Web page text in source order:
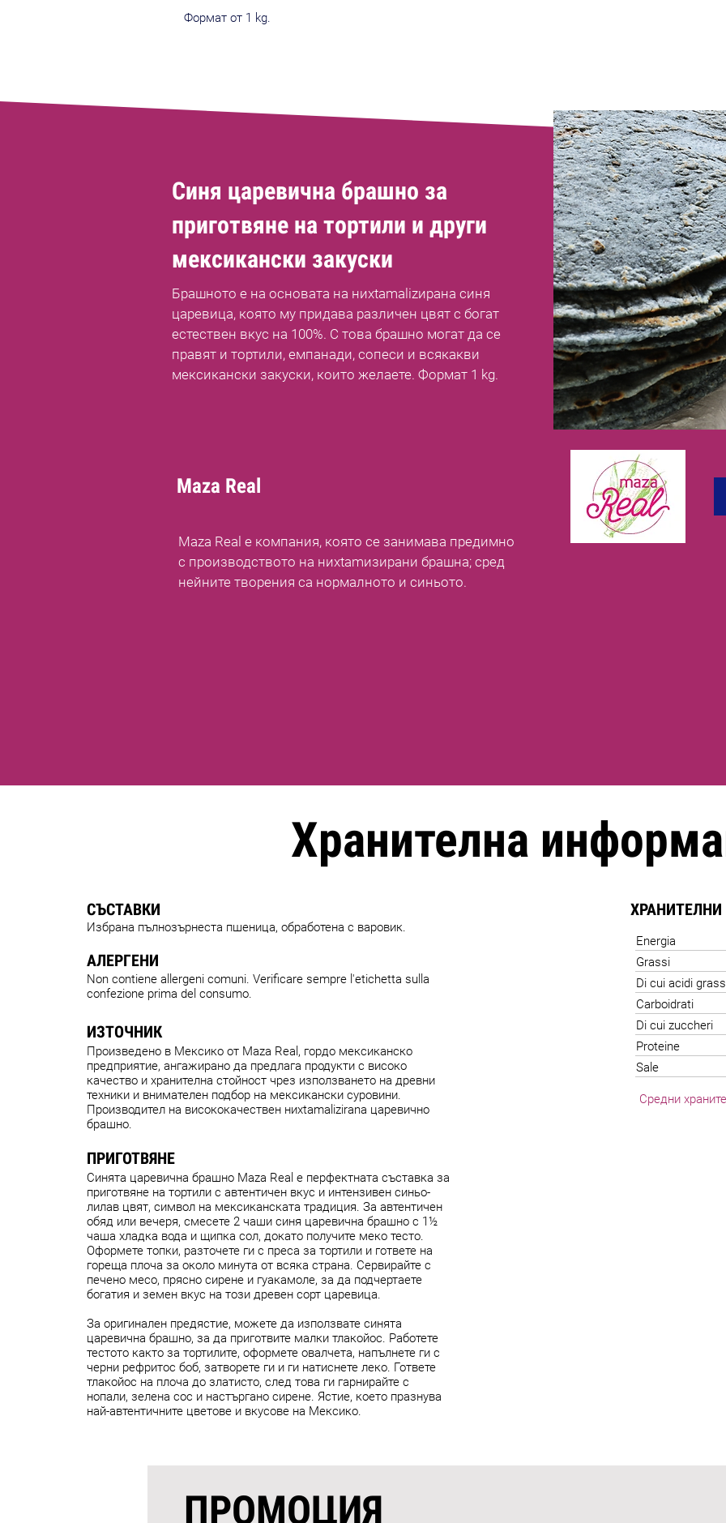
Формат от 1 kg.
Синя царевична брашно за
приготвяне на тортили и други
мексикански закуски
Брашното е на основата на ниxtamalizирана синя
царевица, която му придава различен цвят с богат
естествен вкус на 100%. С това брашно могат да се
правят и тортили, емпанади, сопеси и всякакви
мексикански закуски, които желаете. Формат 1 kg.
Maza Real
Maza Real е компания, която се занимава предимно
с производството на ниxtamизирани брашна; сред
нейните творения са нормалното и синьото.
Хранителна
СЪСТАВКИ
Избрана пълнозърнеста пшеница, обработена с варовик.
АЛЕРГЕНИ
Non contiene allergeni comuni. Verificare sempre l'etichetta sulla
confezione prima del consumo.
ИЗТОЧНИК
Произведено в Мексико от Maza Real, гордо мексиканско
предприятие, ангажирано да предлага продукти с високо
качество и хранителна стойност чрез използването на древни
техники и внимателен подбор на мексикански суровини.
Производител на висококачествен ниxtamalizirana царевично
брашно.
ПРИГОТВЯНЕ
Синята царевична брашно Maza Real е перфектната съставка за
приготвяне на тортили с автентичен вкус и интензивен синьо-
лилав цвят, символ на мексиканската традиция. За автентичен
обяд или вечеря, смесете 2 чаши синя царевична брашно с 1½
чаша хладка вода и щипка сол, докато получите меко тесто.
Оформете топки, разточете ги с преса за тортили и гответе на
гореща плоча за около минута от всяка страна. Сервирайте с
печено месо, прясно сирене и гуакамоле, за да подчертаете
богатия и земен вкус на този древен сорт царевица.
За оригинален предястие, можете да използвате синята
царевична брашно, за да приготвите малки тлакойос. Работете
тестото както за тортилите, оформете овалчета, напълнете ги с
черни рефритос боб, затворете ги и ги натиснете леко. Гответе
тлакойос на плоча до златисто, след това ги гарнирайте с
нопали, зелена сос и настъргано сирене. Ястие, което празнува
най-автентичните цветове и вкусове на Мексико.
Energia
Grassi
Di cui acidi
Carboidrati
Di cui zuccheri
Proteine
Sale
Средни
ПРОМОЦИЯ